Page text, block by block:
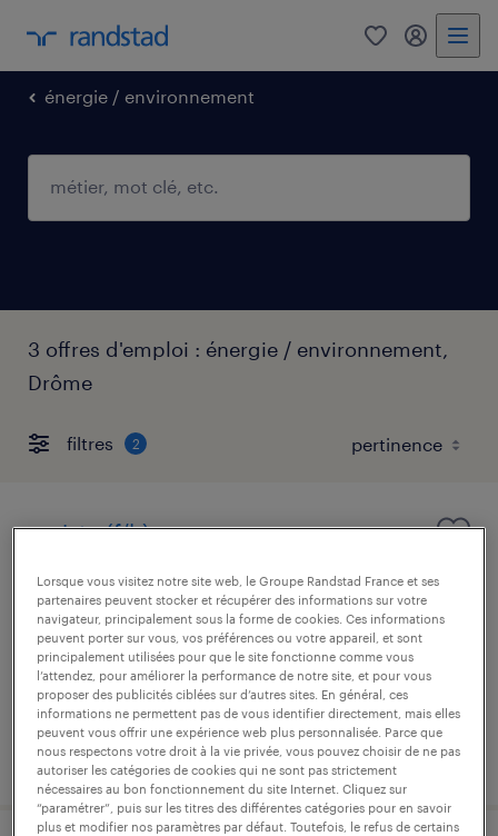
0 mon
énergie / environnement
3 offres d'emploi : énergie / environnement,
Drôme
filtres 2
cariste (f/h)
livron-sur-drôme, drôme
intérim
12,52 € par heure
publié le 9 juillet 2026
Lorsque vous visitez notre site web, le Groupe Randstad France et ses
partenaires peuvent stocker et récupérer des informations sur votre
navigateur, principalement sous la forme de cookies. Ces informations
peuvent porter sur vous, vos préférences ou votre appareil, et sont
principalement utilisées pour que le site fonctionne comme vous
l’attendez, pour améliorer la performance de notre site, et pour vous
proposer des publicités ciblées sur d’autres sites. En général, ces
informations ne permettent pas de vous identifier directement, mais elles
peuvent vous offrir une expérience web plus personnalisée. Parce que
nous respectons votre droit à la vie privée, vous pouvez choisir de ne pas
autoriser les catégories de cookies qui ne sont pas strictement
nécessaires au bon fonctionnement du site Internet. Cliquez sur
“paramétrer”, puis sur les titres des différentes catégories pour en savoir
plus et modifier nos paramètres par défaut. Toutefois, le refus de certains